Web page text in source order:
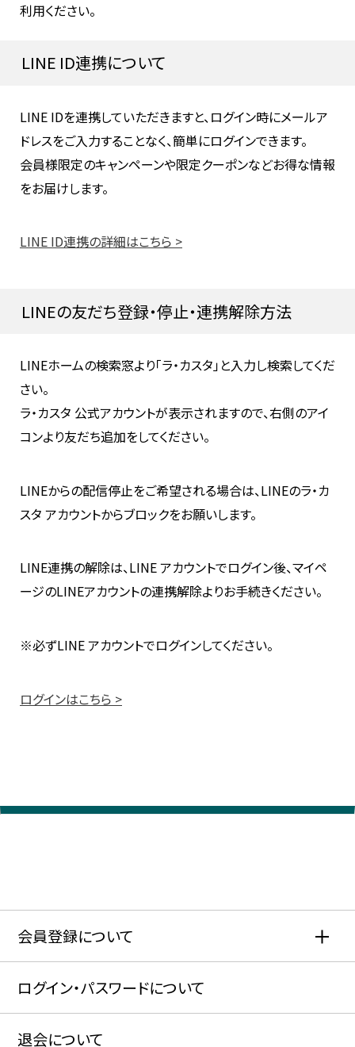
利用ください。
LINE ID連携について
LINE IDを連携していただきますと、ログイン時にメールア
ドレスをご入力することなく、簡単にログインできます。
会員様限定のキャンペーンや限定クーポンなどお得な情報
をお届けします。
LINE ID連携の詳細はこちら >
LINEの友だち登録・停止・連携解除方法
LINEホームの検索窓より「ラ・カスタ」と入力し検索してくだ
さい。
ラ・カスタ 公式アカウントが表示されますので、右側のアイ
コンより友だち追加をしてください。
LINEからの配信停止をご希望される場合は、LINEのラ・カ
スタ アカウントからブロックをお願いします。
LINE連携の解除は、LINE アカウントでログイン後、マイペ
ージのLINEアカウントの連携解除よりお手続きください。
※必ずLINE アカウントでログインしてください。
ログインはこちら >
会員登録について
ログイン・パスワードについて
退会について